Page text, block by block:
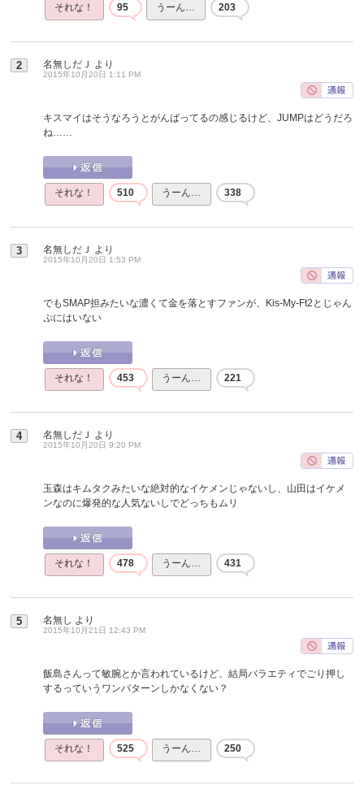
それな！ 95 うーん… 203
2 名無しだＪ より
2015年10月20日 1:11 PM
キスマイはそうなろうとがんばってるの感じるけど、JUMPはどうだろ
ね……
それな！ 510 うーん… 338
3 名無しだＪ より
2015年10月20日 1:53 PM
でもSMAP担みたいな濃くて金を落とすファンが、Kis-My-Ft2とじゃん
ぷにはいない
それな！ 453 うーん… 221
4 名無しだＪ より
2015年10月20日 9:20 PM
玉森はキムタクみたいな絶対的なイケメンじゃないし、山田はイケメ
ンなのに爆発的な人気ないしでどっちもムリ
それな！ 478 うーん… 431
5 名無し より
2015年10月21日 12:43 PM
飯島さんって敏腕とか言われているけど、結局バラエティでごり押し
するっていうワンパターンしかなくない？
それな！ 525 うーん… 250